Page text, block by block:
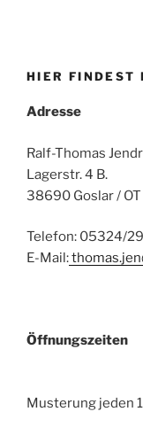
HIER FINDEST
Adresse
Ralf-Thomas
Lagerstr. 4 B.
38690 Goslar /
Telefon: 05324/
E-Mail:
Musterung jeden